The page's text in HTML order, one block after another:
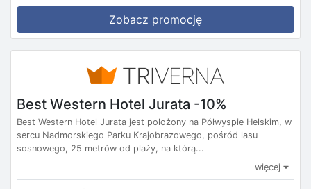
Zobacz promocję
Best Western Hotel Jurata -10%
Best Western Hotel Jurata jest położony na Półwyspie Helskim, w
sercu Nadmorskiego Parku Krajobrazowego, pośród lasu
sosnowego, 25 metrów od plaży, na którą...
więcej